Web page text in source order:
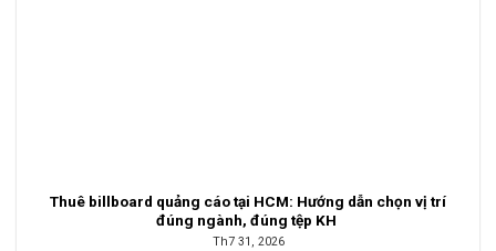
Thuê billboard quảng cáo tại HCM: Hướng dẫn chọn vị trí
đúng ngành, đúng tệp KH
Th7 31, 2026